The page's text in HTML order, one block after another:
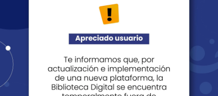
Entendido